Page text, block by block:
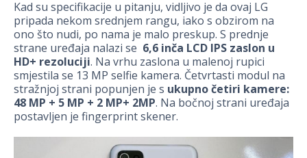
Kad su specifikacije u pitanju, vidljivo je da ovaj LG
pripada nekom srednjem rangu, iako s obzirom na
ono što nudi, po nama je malo preskup. S prednje
strane uređaja nalazi se 6,6 inča LCD IPS zaslon u
HD+ rezoluciji. Na vrhu zaslona u malenoj rupici
smjestila se 13 MP selfie kamera. Četvrtasti modul na
stražnjoj strani popunjen je s ukupno četiri kamere:
48 MP + 5 MP + 2 MP+ 2MP. Na bočnoj strani uređaja
postavljen je fingerprint skener.